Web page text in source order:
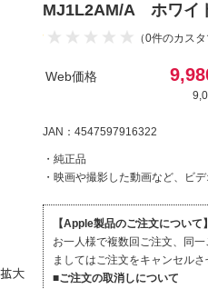
MJ1L2AM/A ホワイ
（0件のカス
Web価格
JAN：4547597916322
・純正品
・映画や撮影した動画など、ビ
【Apple製品のご注文について】
お一人様で複数回ご注文、同
ましてはご注文をキャンセルさ
■ご注文の取消しについて